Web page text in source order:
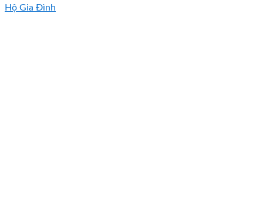
Hộ Gia Đình